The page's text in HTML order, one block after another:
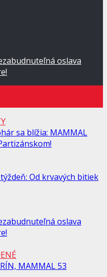
oslava
sa blížia: MAMMAL
Od krvavých bitiek
oslava
MAMMAL 53